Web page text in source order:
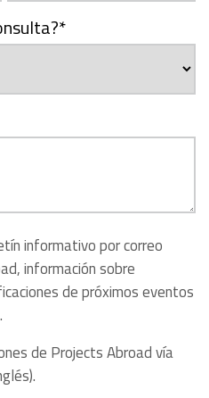
*
informativo por correo
información sobre
de próximos eventos
de Projects Abroad vía